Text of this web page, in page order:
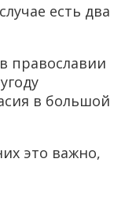
есть два
православии
в большой
это важно,